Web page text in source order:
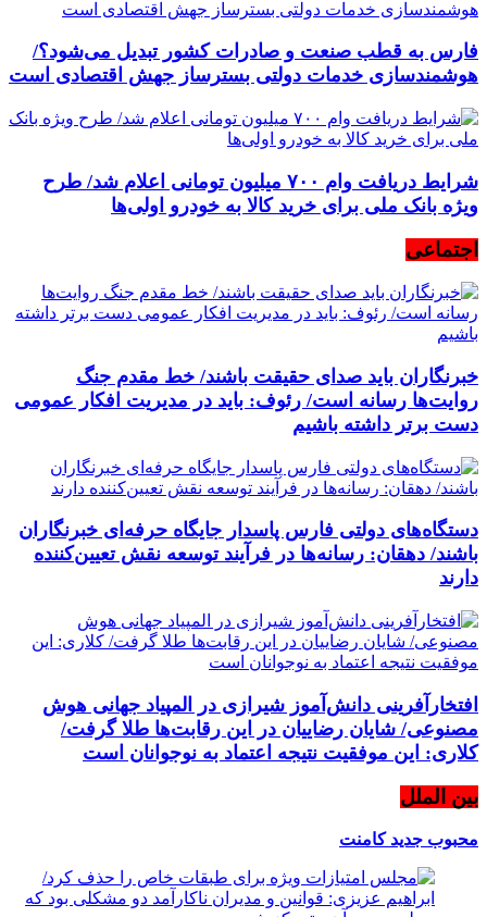
فارس به قطب صنعت و صادرات کشور تبدیل می‌شود؟/
هوشمندسازی خدمات دولتی بسترساز جهش اقتصادی است
شرایط دریافت وام ۷۰۰ میلیون تومانی اعلام شد/ طرح
ویژه بانک ملی برای خرید کالا به خودرو اولی‌ها
اجتماعی
خبرنگاران باید صدای حقیقت باشند/ خط مقدم جنگ
روایت‌ها رسانه است/ رئوف: باید در مدیریت افکار عمومی
دست برتر داشته باشیم
دستگاه‌های دولتی فارس پاسدار جایگاه حرفه‌ای خبرنگاران
باشند/ دهقان: رسانه‌ها در فرآیند توسعه نقش تعیین‌کننده
دارند
افتخارآفرینی دانش‌آموز شیرازی در المپیاد جهانی هوش
مصنوعی/ شایان رضاییان در این رقابت‌ها طلا گرفت/
کلاری: این موفقیت نتیجه اعتماد به نوجوانان است
بین الملل
محبوب جدیدکامنت